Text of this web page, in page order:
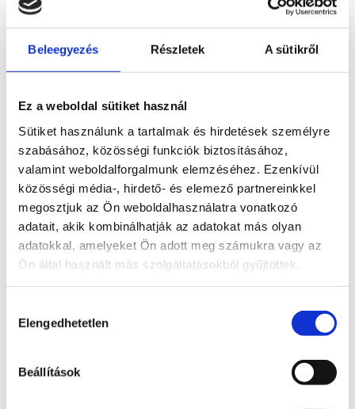
Beleegyezés Részletek A sütikről
Ez a weboldal sütiket használ
Sütiket használunk a tartalmak és hirdetések személyre
szabásához, közösségi funkciók biztosításához,
valamint weboldalforgalmunk elemzéséhez. Ezenkívül
közösségi média-, hirdető- és elemező partnereinkkel
megosztjuk az Ön weboldalhasználatra vonatkozó
adatait, akik kombinálhatják az adatokat más olyan
adatokkal, amelyeket Ön adott meg számukra vagy az
Ön által használt más szolgáltatásokból gyűjtöttek.
kiválasztása
Elengedhetetlen
Beállítások
120 min – 36 000 Ft
PÁROS TRADICIONÁLIS
THAI MASSZÁZS